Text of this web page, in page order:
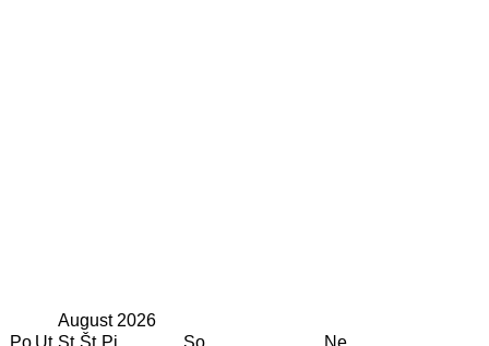
August 2026
Po Ut St Št Pi So Ne